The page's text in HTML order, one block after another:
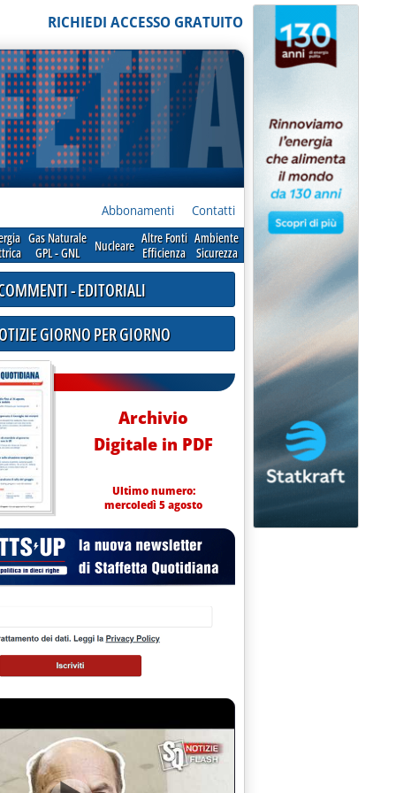
RICHIEDI ACCESSO GRATUITO
Abbonamenti Contatti
Gas Naturale
GPL - GNL
Nucleare Altre Fonti
Efficienza
Ambiente
Sicurezza
- EDITORIALI
GIORNO PER GIORNO
Archivio
Digitale in PDF
Ultimo numero:
mercoledì 5 agosto